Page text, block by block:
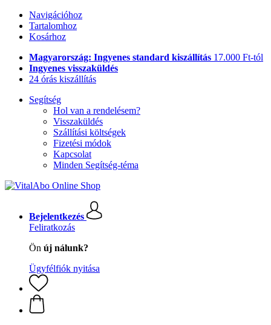
Navigációhoz
Tartalomhoz
Kosárhoz
Magyarország: Ingyenes standard kiszállítás 17.000 Ft-tól
Ingyenes visszaküldés
24 órás kiszállítás
Segítség
Hol van a rendelésem?
Visszaküldés
Szállítási költségek
Fizetési módok
Kapcsolat
Minden Segítség-téma
Bejelentkezés
Feliratkozás
Ön új nálunk?
Ügyfélfiók nyitása